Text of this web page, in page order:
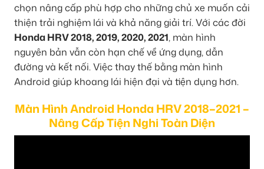
chọn nâng cấp phù hợp cho những chủ xe muốn cải
thiện trải nghiệm lái và khả năng giải trí. Với các đời
Honda HRV 2018, 2019, 2020, 2021, màn hình
nguyên bản vẫn còn hạn chế về ứng dụng, dẫn
đường và kết nối. Việc thay thế bằng màn hình
Android giúp khoang lái hiện đại và tiện dụng hơn.
Màn Hình Android Honda HRV 2018–2021 –
Nâng Cấp Tiện Nghi Toàn Diện